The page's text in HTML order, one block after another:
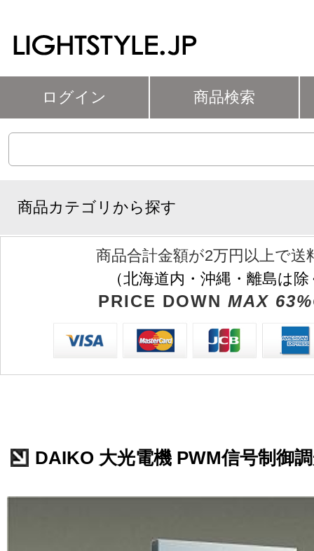
ログイン 商品検索
商品カテゴリから探す
商品合計金額が2万円以上で送
（北海道内・沖縄・離島は
PRICE DOWN MAX
DAIKO 大光電機 PWM信号制御